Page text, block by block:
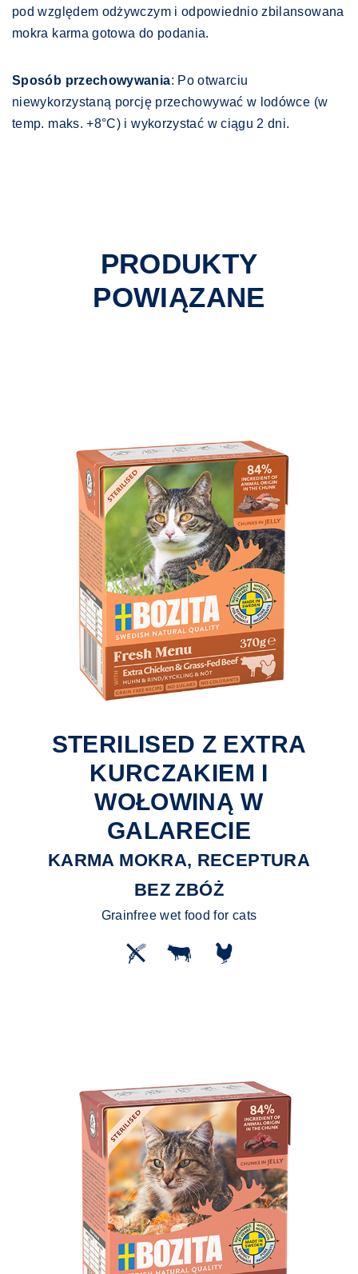
pod względem odżywczym i odpowiednio zbilansowana
mokra karma gotowa do podania.
Sposób przechowywania: Po otwarciu
niewykorzystaną porcję przechowywać w lodówce (w
temp. maks. +8°C) i wykorzystać w ciągu 2 dni.
PRODUKTY
POWIĄZANE
STERILISED Z EXTRA
KURCZAKIEM I
WOŁOWINĄ W
GALARECIE
KARMA MOKRA, RECEPTURA
BEZ ZBÓŻ
Grainfree wet food for cats